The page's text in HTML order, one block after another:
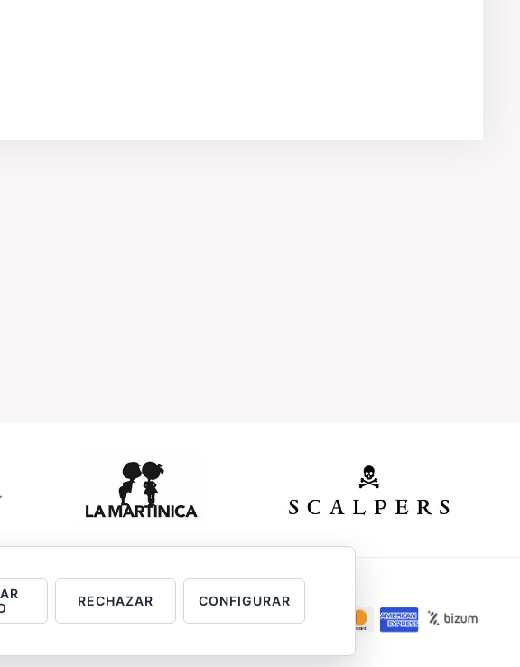
RECHAZAR CONFIGURAR